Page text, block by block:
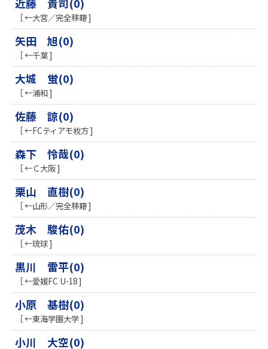
近藤 貴司(0)
［ ←大宮／完全移籍 ]
矢田 旭(0)
［ ←千葉 ]
大城 蛍(0)
［ ←浦和 ]
佐藤 諒(0)
［ ←FCティアモ枚方 ]
森下 怜哉(0)
［ ←Ｃ大阪 ]
栗山 直樹(0)
［ ←山形／完全移籍 ]
茂木 駿佑(0)
［ ←琉球 ]
黒川 雷平(0)
［ ←愛媛FC U-18 ]
小原 基樹(0)
［ ←東海学園大学 ]
小川 大空(0)